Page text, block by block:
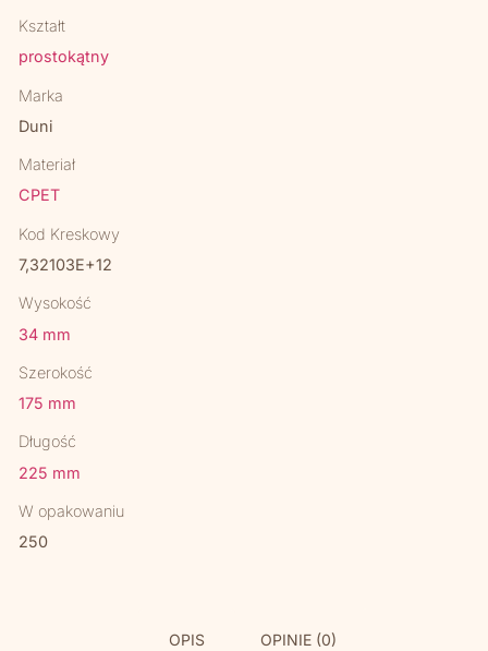
Kształt
prostokątny
Marka
Duni
Materiał
CPET
Kod Kreskowy
7,32103E+12
Wysokość
34 mm
Szerokość
175 mm
Długość
225 mm
W opakowaniu
250
OPIS OPINIE (0)